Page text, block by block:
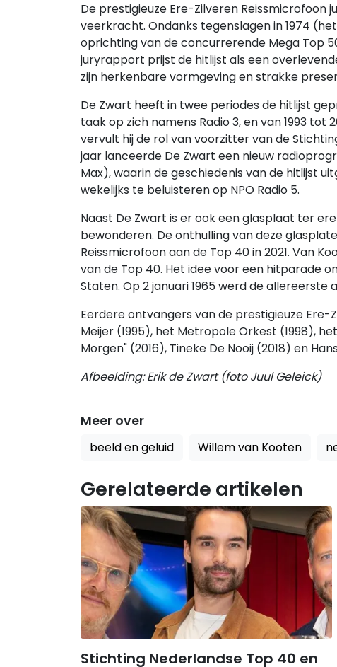
De prestigieuze Ere-Zilveren Reissmicrofoon
veerkracht. Ondanks tegenslagen in 1974
oprichting van de concurrerende Mega Top
juryrapport prijst de hitlijst als een
zijn herkenbare vormgeving en strakke
De Zwart heeft in twee periodes de hitlijst
taak op zich namens Radio 3, en van 1993 tot
vervult hij de rol van voorzitter van de
jaar lanceerde De Zwart een nieuw
Max), waarin de geschiedenis van de hitlijst
wekelijks te beluisteren op NPO Radio 5.
Naast De Zwart is er ook een glasplaat ter
bewonderen. De onthulling van deze
Reissmicrofoon aan de Top 40 in 2021. Van
van de Top 40. Het idee voor een hitparade
Staten. Op 2 januari 1965 werd de allereerste
Eerdere ontvangers van de prestigieuze
Meijer (1995), het Metropole Orkest (1998),
Morgen" (2016), Tineke De Nooij (2018) en
Afbeelding: Erik de Zwart (foto Juul Geleick)
Meer over
beeld en geluid Willem van Kooten
Gerelateerde artikelen
Stichting Nederlandse Top 40 en